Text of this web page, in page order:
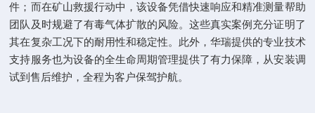
件；而在矿山救援行动中，该设备凭借快速响应和精准测量帮助
团队及时规避了有毒气体扩散的风险。这些真实案例充分证明了
其在复杂工况下的耐用性和稳定性。此外，华瑞提供的专业技术
支持服务也为设备的全生命周期管理提供了有力保障，从安装调
试到售后维护，全程为客户保驾护航。